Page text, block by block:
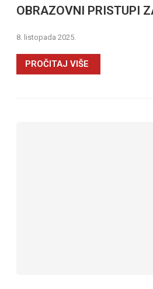
OBRAZOVNI PRISTUPI
8. listopada 2025.
PROČITAJ VIŠE